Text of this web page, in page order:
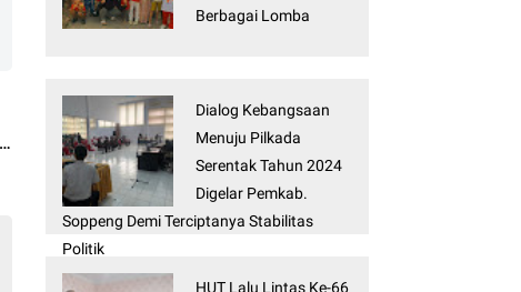
Berbagai Lomba
Dialog Kebangsaan
Menuju Pilkada
Serentak Tahun 2024
Digelar Pemkab.
Soppeng Demi Terciptanya Stabilitas
Politik
HUT Lalu Lintas Ke-66